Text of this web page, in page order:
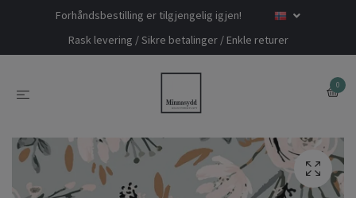
Forhåndsbestilling er tilgjengelig igjen!
Rask levering / Sikre betalinger / Enkle returer
0